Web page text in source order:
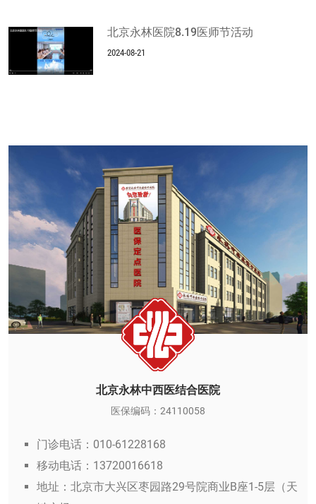
北京永林医院8.19医师节活动
2024-08-21
北京永林中西医结合医院
医保编码：24110058
门诊电话：010-61228168
移动电话：13720016618
地址：北京市大兴区枣园路29号院商业B座1-5层（天